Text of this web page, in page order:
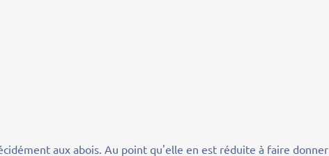
aux abois. Au point qu'elle en est réduite à faire donner